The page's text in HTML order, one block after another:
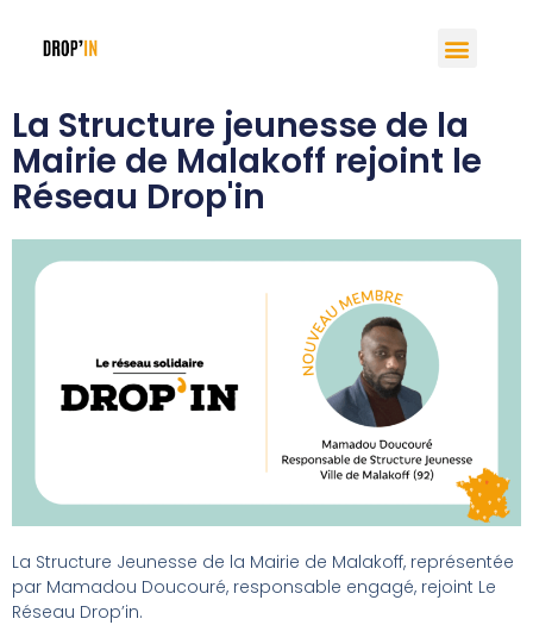
La Structure jeunesse de la
Mairie de Malakoff rejoint le
Réseau Drop'in
La Structure Jeunesse de la Mairie de Malakoff, représentée
par Mamadou Doucouré, responsable engagé, rejoint Le
Réseau Drop’in.